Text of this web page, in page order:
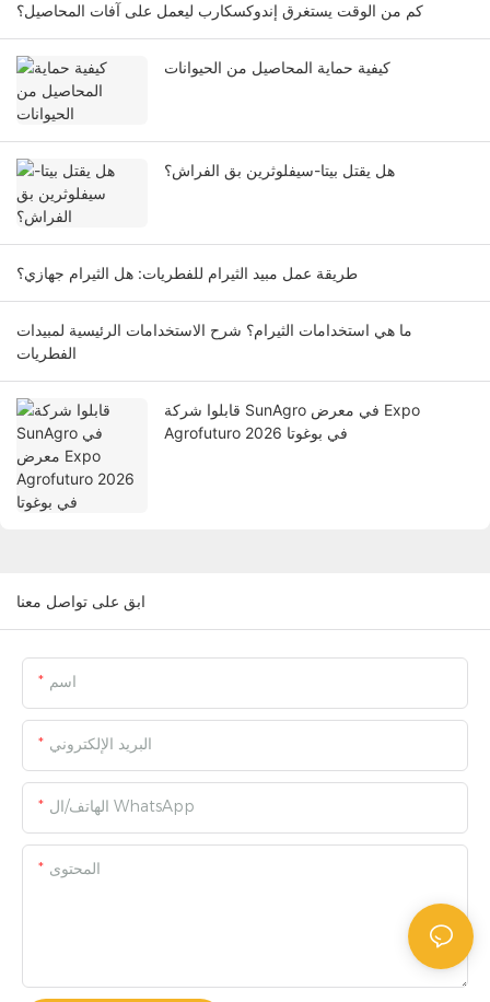
كم من الوقت يستغرق إندوكسكارب ليعمل على آفات المحاصيل؟
كيفية حماية المحاصيل من الحيوانات
هل يقتل بيتا-سيفلوثرين بق الفراش؟
طريقة عمل مبيد الثيرام للفطريات: هل الثيرام جهازي؟
ما هي استخدامات الثيرام؟ شرح الاستخدامات الرئيسية لمبيدات
الفطريات
قابلوا شركة SunAgro في معرض Expo
Agrofuturo 2026 في بوغوتا
ابق على تواصل معنا
اسم
البريد الإلكتروني
الهاتف/ال WhatsApp
المحتوى